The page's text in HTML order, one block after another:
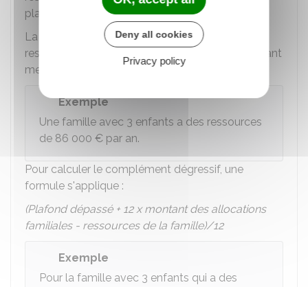
plafond qui la concerne.
La différence entre le plafond dépassé et les
ressources ne doit pas dépasser 12 fois le montant
mensuel des allocations familiales.
Exemple
Une famille avec 3 enfants a des ressources
de 86 000 € par an.
Pour calculer le complément dégressif, une
formule s'applique :
(Plafond dépassé + 12 x montant des allocations
familiales - ressources de la famille)/12
Exemple
Pour la famille avec 3 enfants qui a des
Deny all cookies
Privacy policy